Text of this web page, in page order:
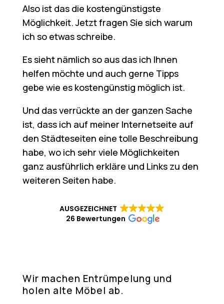
Also ist das die kostengünstigste
Möglichkeit. Jetzt fragen Sie sich warum
ich so etwas schreibe.
Es sieht nämlich so aus das ich Ihnen
helfen möchte und auch gerne Tipps
gebe wie es kostengünstig möglich ist.
Und das verrückte an der ganzen Sache
ist, dass ich auf meiner Internetseite auf
den Städteseiten eine tolle Beschreibung
habe, wo ich sehr viele Möglichkeiten
ganz ausführlich erkläre und Links zu den
weiteren Seiten habe.
AUSGEZEICHNET
26 Bewertungen
Wir machen Entrümpelung und
holen alte Möbel ab.